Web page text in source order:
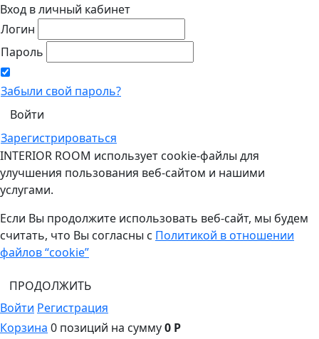
Вход в личный кабинет
Логин
Пароль
Забыли свой пароль?
Зарегистрироваться
INTERIOR ROOM использует cookie-файлы для
улучшения пользования веб-сайтом и нашими
услугами.
Если Вы продолжите использовать веб-сайт, мы будем
считать, что Вы согласны с Политикой в отношении
файлов “cookie”
ПРОДОЛЖИТЬ
Войти Регистрация
Корзина 0 позиций на сумму0 Р